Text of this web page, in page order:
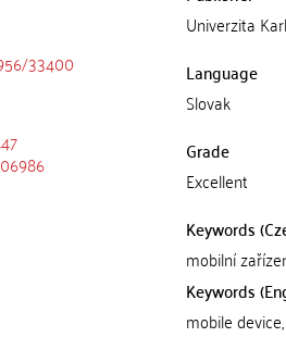
33400
Univerzita
Language
Slovak
Grade
Excellent
Keywords
mobilní
Keywords
mobile